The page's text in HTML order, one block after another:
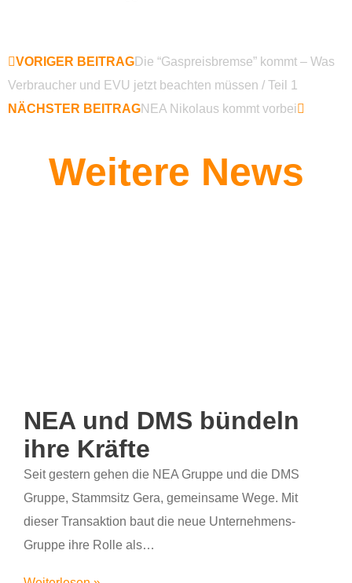
VORIGER BEITRAGDie “Gaspreisbremse” kommt – Was
Verbraucher und EVU jetzt beachten müssen / Teil 1
NÄCHSTER BEITRAGNEA Nikolaus kommt vorbei
Weitere News
NEA und DMS bündeln
ihre Kräfte
Seit gestern gehen die NEA Gruppe und die DMS
Gruppe, Stammsitz Gera, gemeinsame Wege. Mit
dieser Transaktion baut die neue Unternehmens-
Gruppe ihre Rolle als…